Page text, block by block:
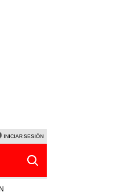
DE LUZ VIERNES 7 DE AGOSTO
INICIAR SESIÓN